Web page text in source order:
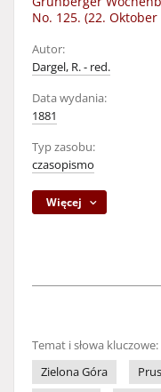
No. 125. (22. Oktober
Autor:
Dargel, R. - red.
Data wydania:
1881
Typ zasobu:
czasopismo
Więcej
Temat i słowa kluczowe:
Zielona Góra